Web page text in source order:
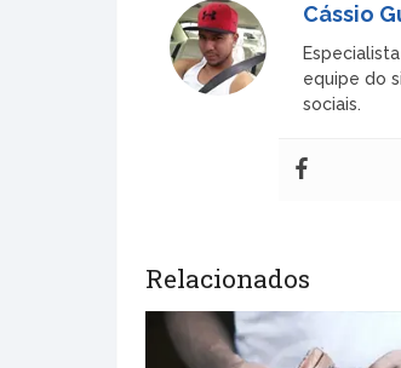
Cássio
equipe do
sociais.
Relacionados